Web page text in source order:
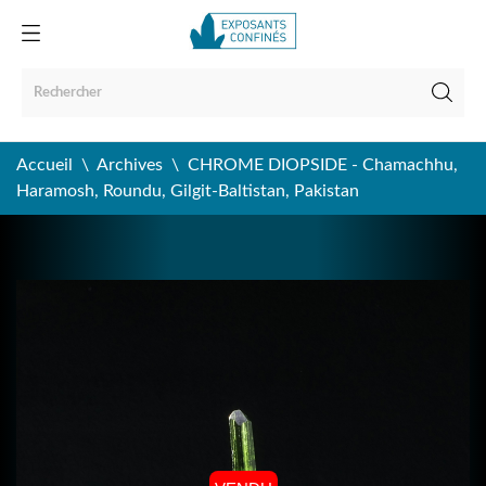
Accueil Archives
CHROME DIOPSIDE - Chamachhu,
Haramosh, Roundu, Gilgit-Baltistan, Pakistan